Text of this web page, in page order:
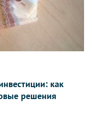
как
решения